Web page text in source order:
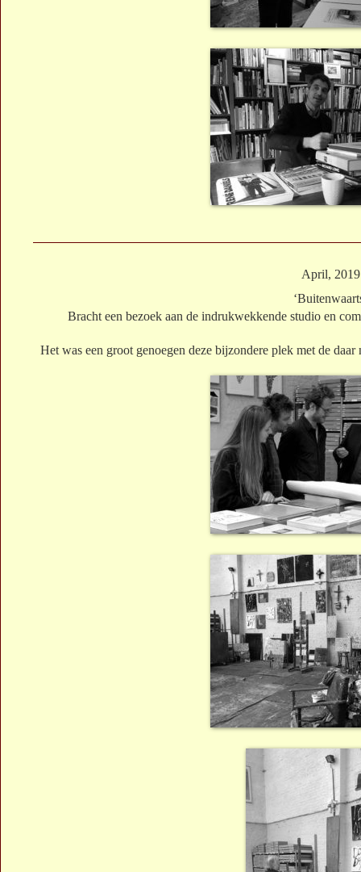
April, 2019
Bracht een bezoek aan de indrukwekkende studio en
Het was een groot genoegen deze bijzondere plek met de